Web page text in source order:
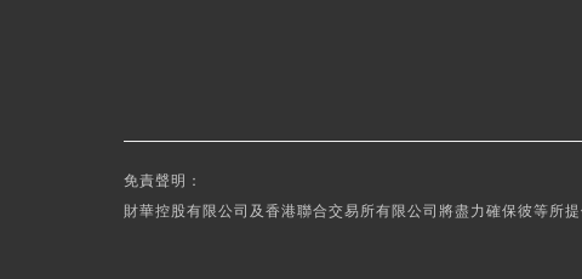
免責聲明：
財華控股有限公司及香港聯合交易所有限公司將盡力確保彼等所